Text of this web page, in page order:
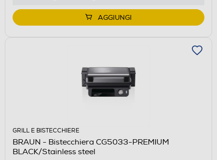
AGGIUNGI
GRILL E BISTECCHIERE
BRAUN - Bistecchiera CG5033-PREMIUM
BLACK/Stainless steel